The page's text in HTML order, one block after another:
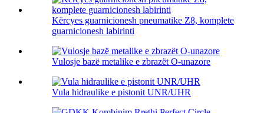
Kërcyes guarnicionesh pneumatike Z8, komplete
guarnicionesh labirinti
Vulosje bazë metalike e zbrazët O-unazore
Vula hidraulike e pistonit UNR/UHR